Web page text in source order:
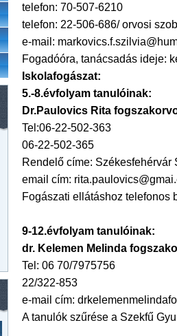
telefon: 70-507-6210
telefon: 22-506-686/ orvosi
e-mail:
Fogadóóra, tanácsadás ideje:
Iskolafogászat:
5.-8.évfolyam tanulóinak:
Dr.Paulovics Rita
Tel:06-22-502-363
06-22-502-365
Rendelő címe: Székesfehérvár
email cím:
Fogászati ellátáshoz telefonos
9-12.évfolyam tanulóinak:
dr. Kelemen Melinda
Tel: 06 70/7975756
22/322-853
e-mail cím:
A tanulók szűrése a Szekfű